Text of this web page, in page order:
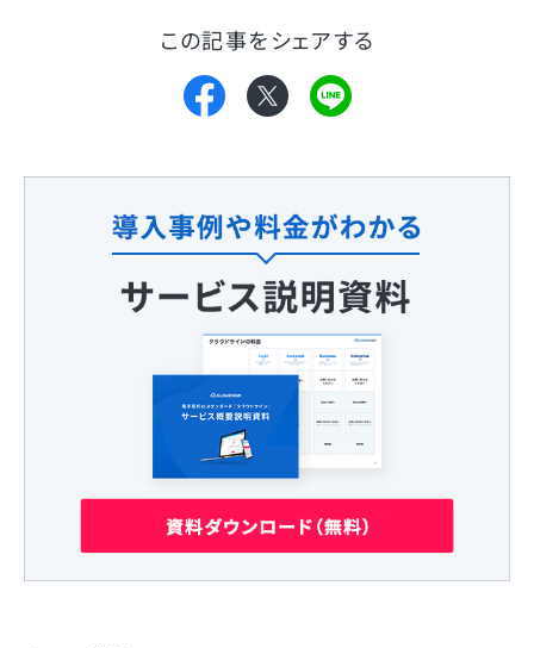
この記事をシェアする